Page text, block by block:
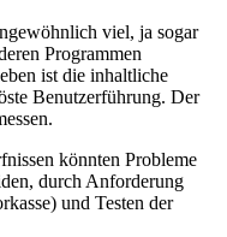
viel, ja sogar
Programmen
ist die inhaltliche
Benutzerführung. Der
könnten Probleme
durch Anforderung
und Testen der